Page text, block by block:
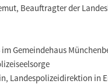
Beauftragter der
Gemeindehaus
Landespolizeidirektion in